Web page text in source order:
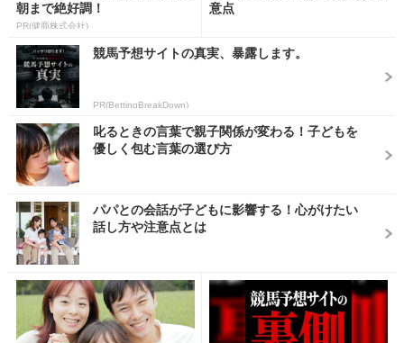
朝まで絶好調！
PR(健商株式会社)
意点
競馬予想サイトの真実、暴露します。
PR(BettingBreakDown)
叱るときの言葉で親子関係が変わる！子どもを
優しく包む言葉の選び方
パパとの会話が子どもに影響する！心がけたい
話し方や注意点とは